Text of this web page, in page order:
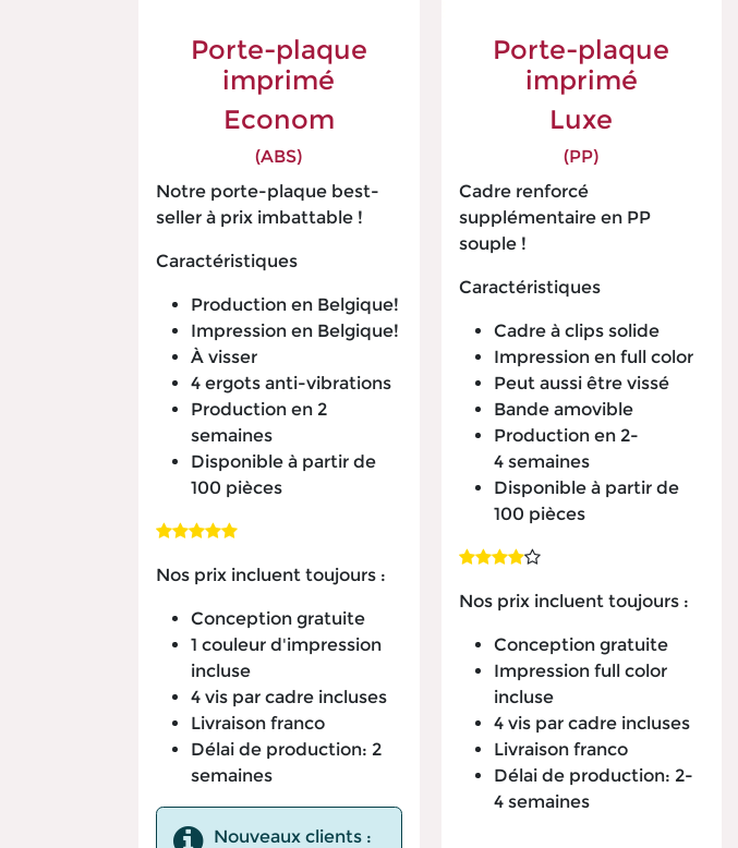
Porte-plaque
impri​mé
Luxe
(PP)
Cadre renforcé
supplémentaire en PP
souple !
Caractéristiques
Cadre à clips solide
Impression en full color
Peut aussi être vissé
Bande amovible
Production en 2-
4 semaines
Disponible à partir de
100 pièces
Nos prix incluent toujours :
Conception gratuite
Impression full color
incluse
4 vis par cadre incluses
Livraison franco
Délai de production: 2-
4 semaines
Porte-plaque
impri​mé
Econom
(ABS)
Notre porte-plaque best-
seller à prix imbattable !
Caractéristiques
Production en Belgique!
Impression en Belgique!
À visser
4 ergots anti-vibrations
Production en 2
semaines
Disponible à partir de
100 pièces
Nos prix incluent toujours :
Conception gratuite
1 couleur d'impression
incluse
4 vis par cadre incluses
Livraison franco
Délai de production: 2
semaines
Nouveaux clients :